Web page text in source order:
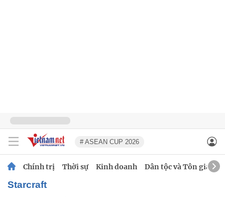
# ASEAN CUP 2026
Chính trị Thời sự Kinh doanh Dân tộc và Tôn giáo
Starcraft